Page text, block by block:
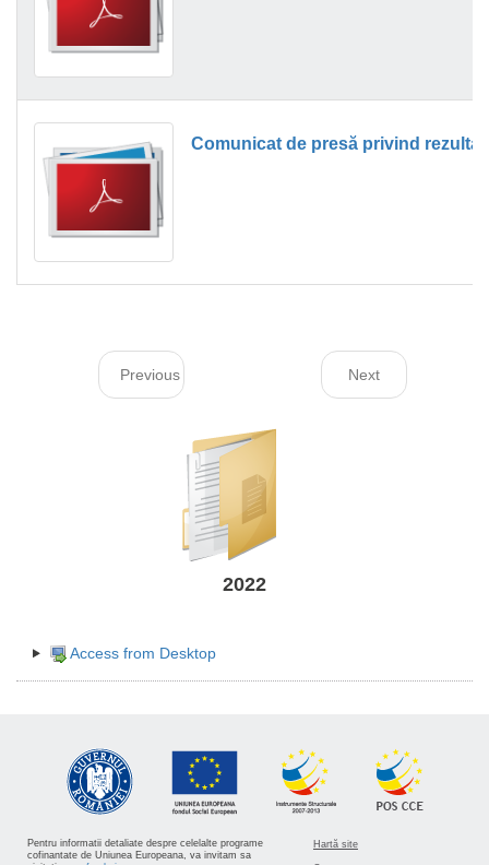
Previous Next
2022
Access from Desktop
Pentru informatii detaliate despre celelalte programe
cofinantate de Uniunea Europeana, va invitam sa
Hartă site